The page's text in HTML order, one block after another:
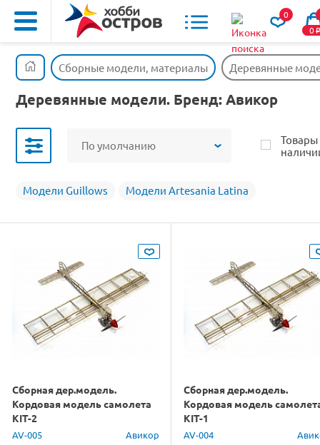
0
0o
Сборные модели, материалы Деревянные
Деревянные модели. Бренд: Авикор
По умолчанию
Товары
Модели Guillows Модели Artesania Latina
Сборная дер.модель.
Кордовая модель самолета
KIT-2
AV-005 Авикор
Сборная дер.модель.
Кордовая модель
KIT-1
AV-004